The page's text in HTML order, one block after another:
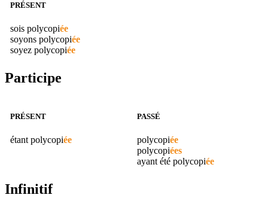
PRÉSENT
sois polycopiée
soyons polycopiée
soyez polycopiée
Participe
PRÉSENT
étant polycopiée
PASSÉ
polycopiée
polycopiées
ayant été polycopiée
Infinitif